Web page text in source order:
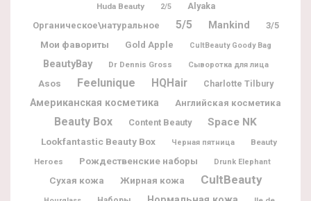
Huda Beauty 2/5
Alyaka
Органическое\натуральное
5/5 Mankind 3/5
Мои фавориты Gold Apple CultBeauty Goody Bag
BeautyBay Dr Dennis Gross Сыворотка для лица
Asos Feelunique HQHair Charlotte Tilbury
Американская косметика Английская косметика
Beauty Box Content Beauty Space NK
Lookfantastic Beauty Box Черная пятница
Beauty
Heroes
Рождественские наборы Drunk Elephant
Сухая кожа Жирная кожа CultBeauty